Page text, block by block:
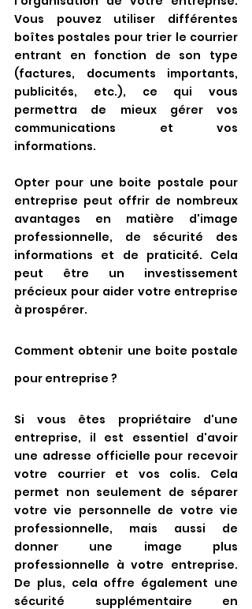
Vous pouvez utiliser différentes
boîtes postales pour trier le courrier
entrant en fonction de son type
(factures, documents importants,
publicités, etc.), ce qui vous
permettra de mieux gérer vos
communications et vos
informations.
Opter pour une boite postale pour
entreprise peut offrir de nombreux
avantages en matière d'image
professionnelle, de sécurité des
informations et de praticité. Cela
peut être un investissement
précieux pour aider votre entreprise
à prospérer.
Comment obtenir une boite postale
pour entreprise ?
Si vous êtes propriétaire d'une
entreprise, il est essentiel d'avoir
une adresse officielle pour recevoir
votre courrier et vos colis. Cela
permet non seulement de séparer
votre vie personnelle de votre vie
professionnelle, mais aussi de
donner une image plus
professionnelle à votre entreprise.
De plus, cela offre également une
sécurité supplémentaire en